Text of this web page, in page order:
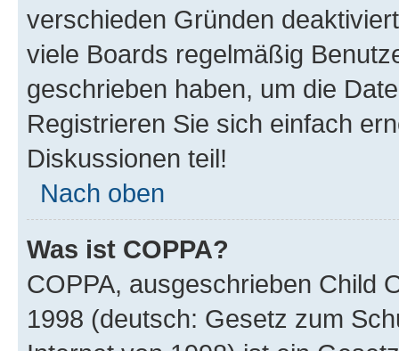
verschieden Gründen
viele Boards regelmäßig
geschrieben haben, um die
Registrieren Sie sich einfach
Diskussionen teil!
Nach oben
Was ist COPPA?
COPPA, ausgeschrieben Child
1998 (deutsch: Gesetz zum